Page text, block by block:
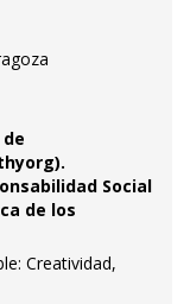
Social
de los
Creatividad,